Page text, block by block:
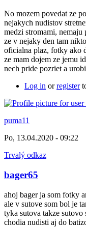
No mozem povedat ze
nejakych nudistov
medzi stromami,
ze v nejaky den tam
oficialna plaz, fotky ako
ze mam dojem ze jemu
nech pride pozriet a
Log in orregister
puma11
Po, 13.04.2020 - 09:22
Trvalý odkaz
bager65
ahoj bager ja som fotky
ale v sutove som bol je
tyka sutova takze
chodia nudisti aj do